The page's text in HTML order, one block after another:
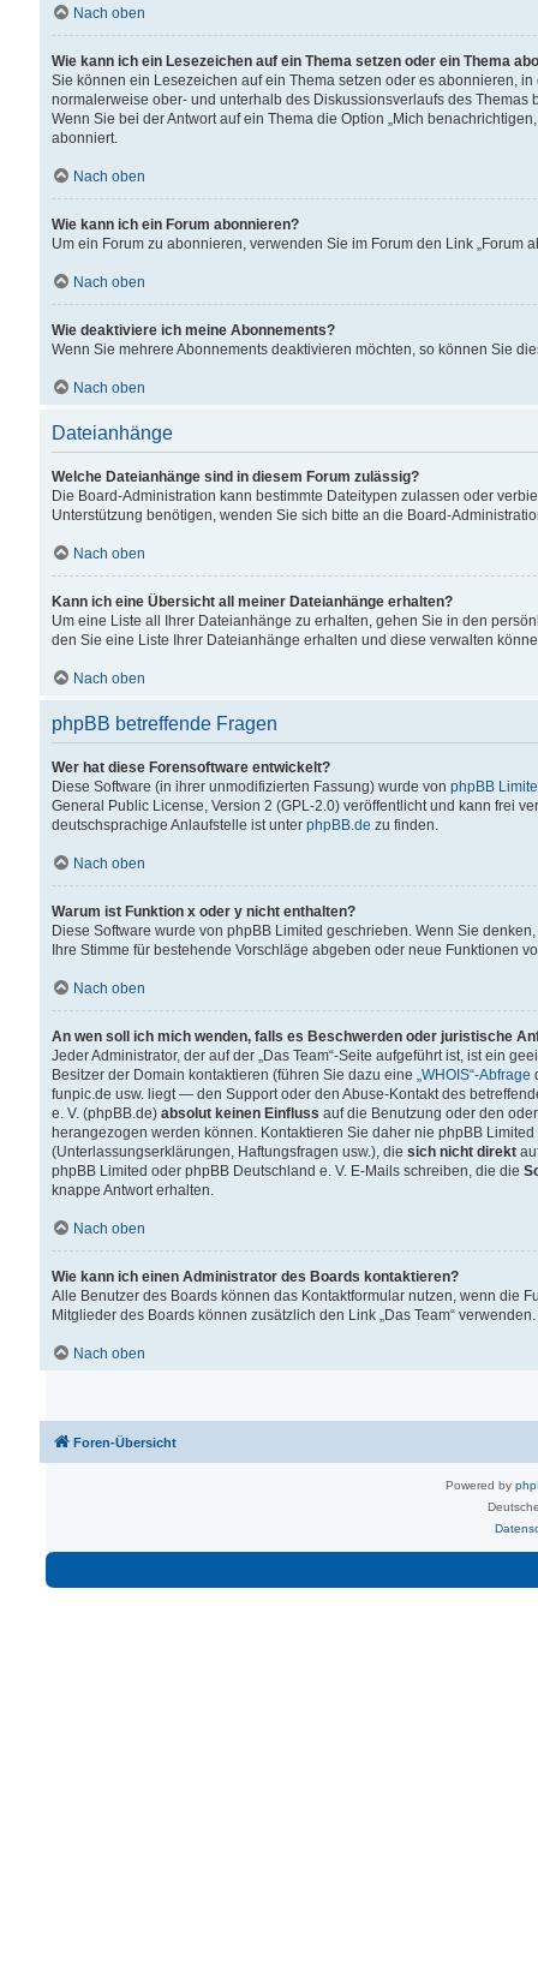
Nach oben
Wie kann ich ein Lesezeichen auf ein Thema setzen oder ein Thema
Sie können ein Lesezeichen auf ein Thema setzen oder es abonnieren,
normalerweise ober- und unterhalb des Diskussionsverlaufs des Themas
Wenn Sie bei der Antwort auf ein Thema die Option „Mich
abonniert.
Nach oben
Wie kann ich ein Forum abonnieren?
Um ein Forum zu abonnieren, verwenden Sie im Forum den Link „Forum
Nach oben
Wie deaktiviere ich meine Abonnements?
Wenn Sie mehrere Abonnements deaktivieren möchten, so können Sie
Nach oben
Dateianhänge
Welche Dateianhänge sind in diesem Forum zulässig?
Die Board-Administration kann bestimmte Dateitypen zulassen oder
Unterstützung benötigen, wenden Sie sich bitte an die Board-
Nach oben
Kann ich eine Übersicht all meiner Dateianhänge erhalten?
Um eine Liste all Ihrer Dateianhänge zu erhalten, gehen Sie in den
den Sie eine Liste Ihrer Dateianhänge erhalten und diese verwalten
Nach oben
phpBB betreffende Fragen
Wer hat diese Forensoftware entwickelt?
Diese Software (in ihrer unmodifizierten Fassung) wurde von phpBB
General Public License, Version 2 (GPL-2.0) veröffentlicht und kann frei
deutschsprachige Anlaufstelle ist unter phpBB.de zu finden.
Nach oben
Warum ist Funktion x oder y nicht enthalten?
Diese Software wurde von phpBB Limited geschrieben. Wenn Sie
Ihre Stimme für bestehende Vorschläge abgeben oder neue Funktionen
Nach oben
An wen soll ich mich wenden, falls es Beschwerden oder juristische
Jeder Administrator, der auf der „Das Team“-Seite aufgeführt ist, ist ein
Besitzer der Domain kontaktieren (führen Sie dazu eine „WHOIS“-Abfrage
funpic.de usw. liegt — den Support oder den Abuse-Kontakt des
e. V. (phpBB.de) absolut keinen Einfluss auf die Benutzung oder den
herangezogen werden können. Kontaktieren Sie daher nie phpBB
(Unterlassungserklärungen, Haftungsfragen usw.), die sich nicht direkt
phpBB Limited oder phpBB Deutschland e. V. E-Mails schreiben, die die
knappe Antwort erhalten.
Nach oben
Wie kann ich einen Administrator des Boards kontaktieren?
Alle Benutzer des Boards können das Kontaktformular nutzen, wenn die
Mitglieder des Boards können zusätzlich den Link „Das Team“ verwenden.
Nach oben
Foren-Übersicht
Powered by